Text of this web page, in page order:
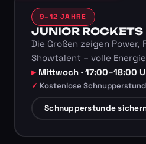
9–12 JAHRE
JUNIOR ROCKETS
Die Großen zeigen Power,
Showtalent – volle
Mittwoch · 17:00–18:00
Kostenlose
Schnupperstunde